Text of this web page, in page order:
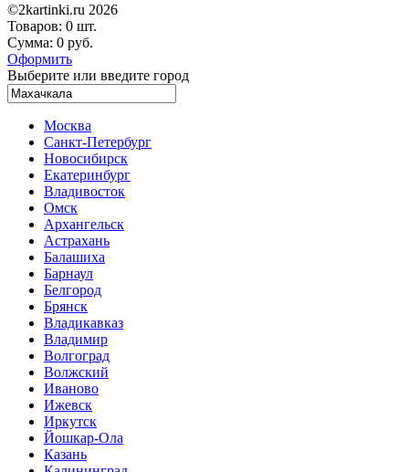
©2kartinki.ru 2026
Товаров: 0 шт.
Сумма: 0 руб.
Оформить
Выберите или введите город
Москва
Санкт-Петербург
Новосибирск
Екатеринбург
Владивосток
Омск
Архангельск
Астрахань
Балашиха
Барнаул
Белгород
Брянск
Владикавказ
Владимир
Волгоград
Волжский
Иваново
Ижевск
Иркутск
Йошкар-Ола
Казань